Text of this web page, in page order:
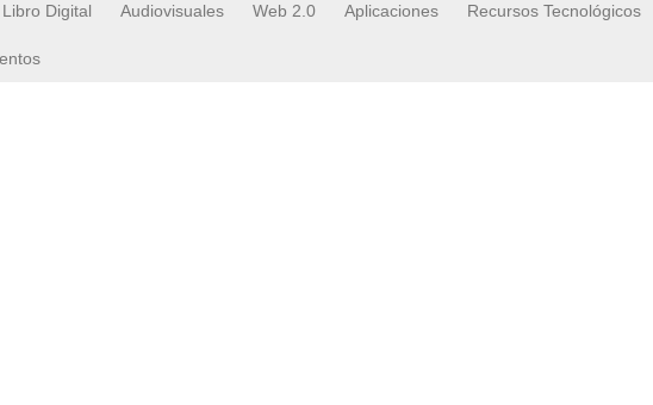
Libro Digital Audiovisuales Web 2.0 Aplicaciones Recursos Tecnológicos